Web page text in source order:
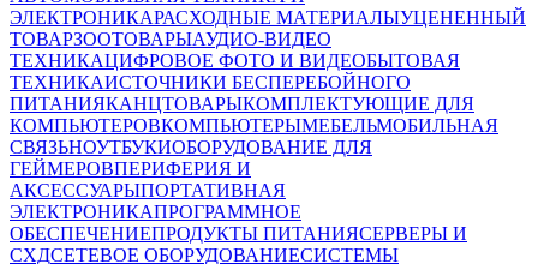
ЭЛЕКТРОНИКАРАСХОДНЫЕ МАТЕРИАЛЫУЦЕНЕННЫЙ
ТОВАРЗООТОВАРЫАУДИО-ВИДЕО
ТЕХНИКАЦИФРОВОЕ ФОТО И ВИДЕОБЫТОВАЯ
ТЕХНИКАИСТОЧНИКИ БЕСПЕРЕБОЙНОГО
ПИТАНИЯКАНЦТОВАРЫКОМПЛЕКТУЮЩИЕ ДЛЯ
КОМПЬЮТЕРОВКОМПЬЮТЕРЫМЕБЕЛЬМОБИЛЬНАЯ
СВЯЗЬНОУТБУКИОБОРУДОВАНИЕ ДЛЯ
ГЕЙМЕРОВПЕРИФЕРИЯ И
АКСЕССУАРЫПОРТАТИВНАЯ
ЭЛЕКТРОНИКАПРОГРАММНОЕ
ОБЕСПЕЧЕНИЕПРОДУКТЫ ПИТАНИЯСЕРВЕРЫ И
СХДСЕТЕВОЕ ОБОРУДОВАНИЕСИСТЕМЫ